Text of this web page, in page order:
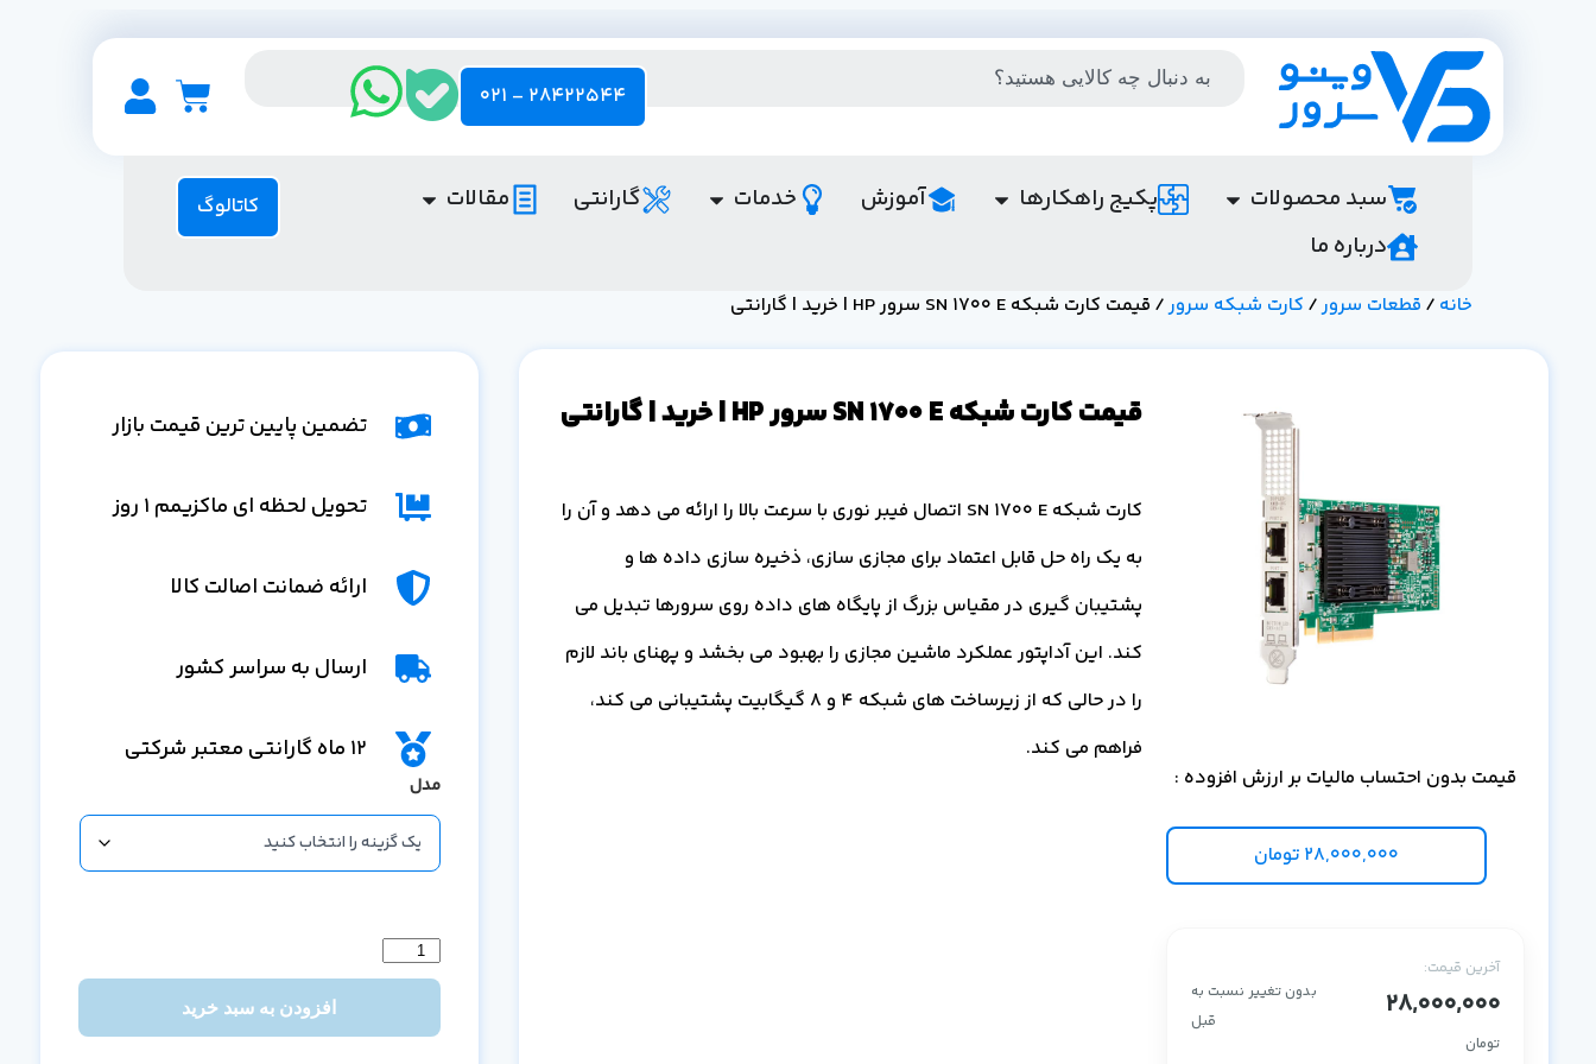
28422544 - 021
سبد محصولات پکیج راهکارها آموزش خدمات گارانتی
مقالات
درباره ما
کاتالوگ
خانه / قطعات سرور/ کارت شبکه سرور/ قیمت کارت شبکه SN 1700 E سرور HP | خرید | گارانتی
قیمت بدون احتساب مالیات بر ارزش افزوده :
28,000,000 تومان
آخرین قیمت:
28,000,000
تومان
بدون تغییر نسبت به
قبل
قیمت کارت شبکه SN 1700 E سرور HP | خرید | گارانتی
کارت شبکه SN 1700 E اتصال فیبر نوری با سرعت بالا را ارائه می دهد و آن را
به یک راه حل قابل اعتماد برای مجازی سازی، ذخیره سازی داده ها و
پشتیبان گیری در مقیاس بزرگ از پایگاه های داده روی سرورها تبدیل می
کند. این آداپتور عملکرد ماشین مجازی را بهبود می بخشد و پهنای باند لازم
را در حالی که از زیرساخت های شبکه 4 و 8 گیگابیت پشتیبانی می کند،
فراهم می کند.
تضمین پایین ترین قیمت بازار
تحویل لحظه ای ماکزیمم 1 روز
ارائه ضمانت اصالت کالا
ارسال به سراسر کشور
12 ماه گارانتی معتبر شرکتی
مدل
افزودن به سبد خرید